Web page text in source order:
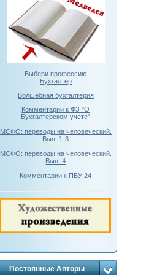
Выбери профессию
Бухгалтер
Волшебная бухгалтерия
Комментарии к ФЗ "О
Бухгалтерском учете"
МСФО: переводы на человеческий.
Вып. 1-3
МСФО: переводы на человеческий.
Вып. 4
Комментарии к ПБУ 24
Постоянные Авторы